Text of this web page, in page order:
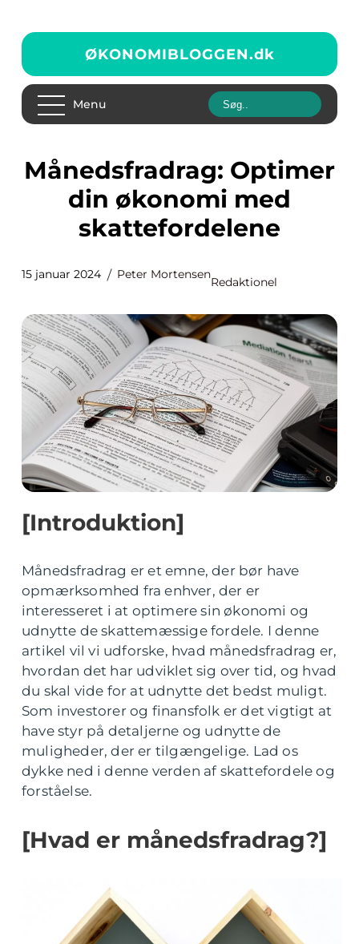
ØKONOMIBLOGGEN.dk
Menu
Månedsfradrag: Optimer
din økonomi med
skattefordelene
15 januar 2024 Peter Mortensen
Redaktionel
[Introduktion]
Månedsfradrag er et emne, der bør have
opmærksomhed fra enhver, der er
interesseret i at optimere sin økonomi og
udnytte de skattemæssige fordele. I denne
artikel vil vi udforske, hvad månedsfradrag er,
hvordan det har udviklet sig over tid, og hvad
du skal vide for at udnytte det bedst muligt.
Som investorer og finansfolk er det vigtigt at
have styr på detaljerne og udnytte de
muligheder, der er tilgængelige. Lad os
dykke ned i denne verden af skattefordele og
forståelse.
[Hvad er månedsfradrag?]